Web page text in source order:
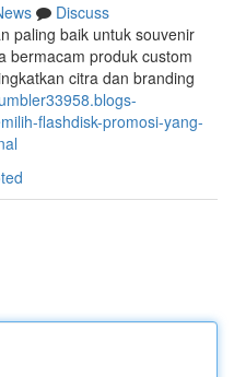
Discuss
paling baik untuk souvenir
bermacam produk custom
citra dan branding
flashdisk-promosi-yang-